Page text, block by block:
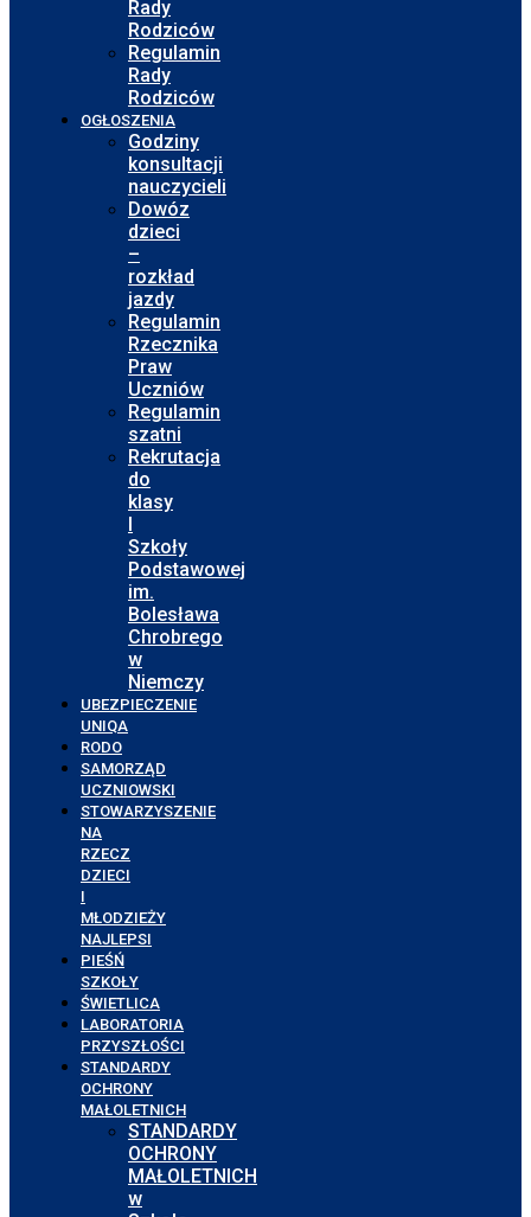
Rady
Rodziców
Regulamin
Rady
Rodziców
OGŁOSZENIA
Godziny
konsultacji
nauczycieli
Dowóz
dzieci
–
rozkład
jazdy
Regulamin
Rzecznika
Praw
Uczniów
Regulamin
szatni
Rekrutacja
do
klasy
I
Szkoły
Podstawowej
im.
Bolesława
Chrobrego
w
Niemczy
UBEZPIECZENIE
UNIQA
RODO
SAMORZĄD
UCZNIOWSKI
STOWARZYSZENIE
NA
RZECZ
DZIECI
I
MŁODZIEŻY
NAJLEPSI
PIEŚŃ
SZKOŁY
ŚWIETLICA
LABORATORIA
PRZYSZŁOŚCI
STANDARDY
OCHRONY
MAŁOLETNICH
STANDARDY
OCHRONY
MAŁOLETNICH
w